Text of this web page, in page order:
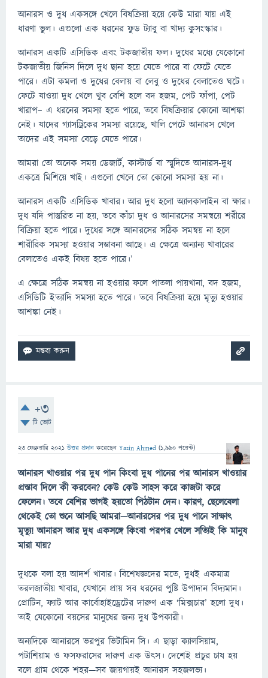
আনারস ও দুধ একসঙ্গে খেলে বিষক্রিয়া হয়ে কেউ মারা যায় এই
ধারণা ভুল। এগুলো এক ধরনের ফুড ট্যাবু বা খাদ্য কুসংস্কার।
আনারস একটি এসিডিক এবং টকজাতীয় ফল। দুধের মধ্যে যেকোনো
টকজাতীয় জিনিস দিলে দুধ ছানা হয়ে যেতে পারে বা ফেটে যেতে
পারে। এটা কমলা ও দুধের বেলায় বা লেবু ও দুধের বেলাতেও ঘটে।
ফেটে যাওয়া দুধ খেলে খুব বেশি হলে বদ হজম, পেট ফাঁপা, পেট
খারাপ– এ ধরনের সমস্যা হতে পারে, তবে বিষক্রিয়ার কোনো আশঙ্কা
নেই। যাদের গ্যাসট্রিকের সমস্যা রয়েছে, খালি পেটে আনারস খেলে
তাদের এই সমস্যা বেড়ে যেতে পারে।
আমরা তো অনেক সময় ডেজার্ট, কাস্টার্ড বা স্মুদিতে আনারস-দুধ
একত্রে মিশিয়ে খাই। এগুলো খেলে তো কোনো সমস্যা হয় না।
আনারস একটি এসিডিক খাবার। আর দুধ হলো অ্যালকালাইন বা ক্ষার।
দুধ যদি পাস্তুরিত না হয়, তবে কাঁচা দুধ ও আনারসের সমন্বয়ে শরীরে
বিক্রিয়া হতে পারে। দুধের সঙ্গে আনারসের সঠিক সমন্বয় না হলে
শারীরিক সমস্যা হওয়ার সম্ভাবনা আছে। এ ক্ষেত্রে অন্যান্য খাবারের
বেলাতেও একই বিষয় হতে পারে।’
এ ক্ষেত্রে সঠিক সমন্বয় না হওয়ার ফলে পাতলা পায়খানা, বদ হজম,
এসিডিটি ইত্যাদি সমস্যা হতে পারে। তবে বিষক্রিয়া হয়ে মৃত্যু হওয়ার
আশঙ্কা নেই।
+3
টি ভোট
23 ফেব্রুয়ারি 2021 উত্তর প্রদান করেছেন Yasin Ahmed (1,990 পয়েন্ট)
আনারস খাওয়ার পর দুধ পান কিংবা দুধ পানের পর আনারস খাওয়ার
প্রস্তাব দিলে কী করবেন? কেউ কেউ সাহস করে কাজটা করে
ফেলেন। তবে বেশির ভাগই হয়তো পিঠটান দেন। কারণ, ছেলেবেলা
থেকেই তো শুনে আসছি আমরা—আনারসের পর দুধ পানে সাক্ষাৎ
মৃত্যু! আনারস আর দুধ একসঙ্গে কিংবা পরপর খেলে সত্যিই কি মানুষ
মারা যায়?
দুধকে বলা হয় আদর্শ খাবার। বিশেষজ্ঞদের মতে, দুধই একমাত্র
তরলজাতীয় খাবার, যেখানে প্রায় সব ধরনের পুষ্টি উপাদান বিদ্যমান।
প্রোটিন, ফ্যাট আর কার্বোহাইড্রেটের দারুণ এক ‘মিক্সচার’ হলো দুধ।
তাই যেকোনো বয়সের মানুষের জন্য দুধ উপকারী।
অন্যদিকে আনারসে ভরপুর ভিটামিন সি। এ ছাড়া ক্যালসিয়াম,
পটাশিয়াম ও ফসফরাসের দারুণ এক উৎস। দেশেই প্রচুর চাষ হয়
বলে গ্রাম থেকে শহর—সব জায়গায়ই আনারস সহজলভ্য।